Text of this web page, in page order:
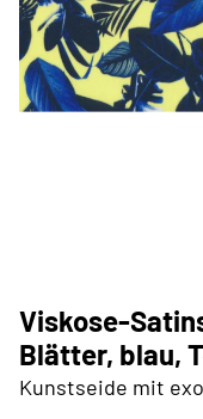
Viskose-
Blätter, blau,
Kunstseide mit